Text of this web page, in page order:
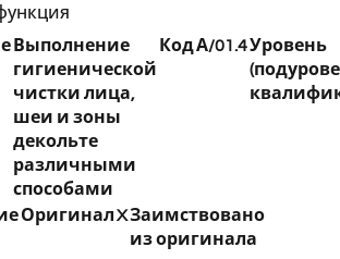
Выполнение
гигиенической
чистки лица,
шеи и зоны
декольте
различными
способами
КодА/01.4Уровень
ОригиналXЗаимствовано
из оригинала